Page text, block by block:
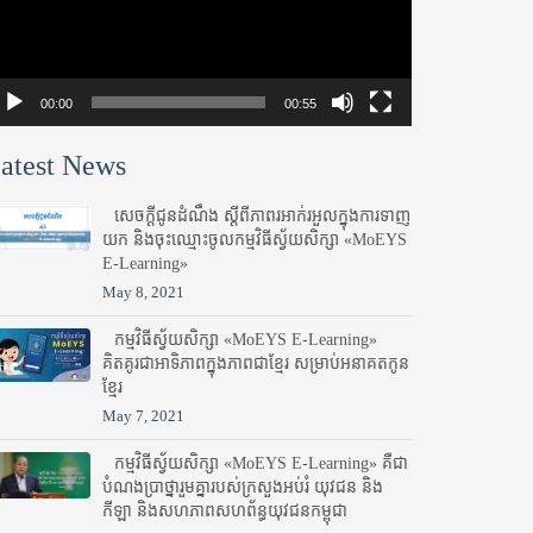
00:00 00:55
News
សេចក្តីជូនដំណឹង ស្តី​ពីភាព​រអាក់រអួល​ក្នុងការ​ទាញ​
យក និង​ចុះ​ឈ្មោះ​ចូល​កម្មវិធី​ស្វ័យសិក្សា «MoEYS
E-Learning»
May 8, 2021
កម្មវិធីស្វ័យសិក្សា «MoEYS E-Learning»
គិតគូរជាអាទិភាពក្នុងភាពជាខ្មែរ សម្រាប់អនាគតកូន
ខ្មែរ
May 7, 2021
កម្មវិធីស្វ័យសិក្សា «MoEYS E-Learning» គឺជា
បំណងប្រាថ្នារួមគ្នារបស់ក្រសួងអប់រំ​ យុវជន និង
កីឡា និងសហភាពសហព័ន្ធយុវជនកម្ពុជា